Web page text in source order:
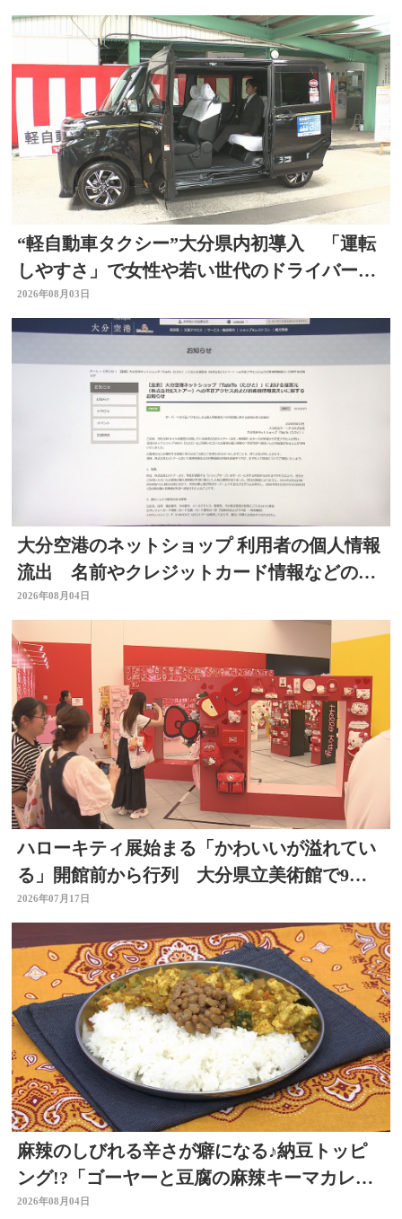
“軽自動車タクシー”大分県内初導入 「運転
しやすさ」で女性や若い世代のドライバー確
保へ
2026年08月03日
大分空港のネットショップ 利用者の個人情報
流出 名前やクレジットカード情報などの可
能性 大分
2026年08月04日
ハローキティ展始まる「かわいいが溢れてい
る」開館前から行列 大分県立美術館で9月
23日まで
2026年07月17日
麻辣のしびれる辛さが癖になる♪納豆トッピ
ング!?「ゴーヤーと豆腐の麻辣キーマカレ
ー」～開店！キッチン別府ちゃん～
2026年08月04日